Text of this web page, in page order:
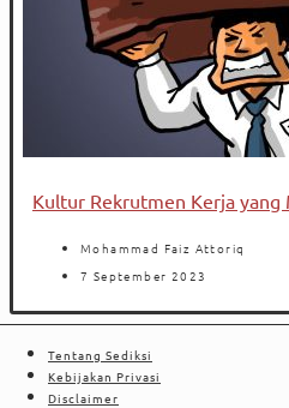
Kultur Rekrutmen Kerja yang
Mohammad Faiz Attoriq
7 September 2023
Tentang Sediksi
Kebijakan Privasi
Disclaimer